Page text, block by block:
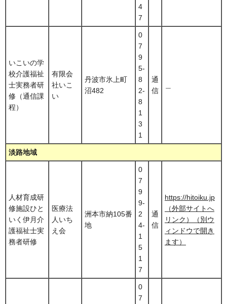
4
7
いこいの学
校介護福祉
士実務者研
修（通信課
程）
有限会
社いこ
い
丹波市氷上町
沼482
0
7
9
5-
8
2-
8
1
3
1
通
信
淡路地域
人材育成研
修施設ひと
いく伊月介
護福祉士実
務者研修
医療法
人いち
え会
洲本市納105番
地
0
7
9
9-
2
4-
1
5
1
7
通
信
https://hitoiku.jp
（外部サイトへ
リンク）（別ウ
ィンドウで開き
ます）
0
7